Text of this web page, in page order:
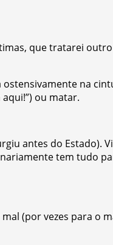
que tratarei
na
ou matar.
antes do Estado).
tem tudo
(por vezes para o